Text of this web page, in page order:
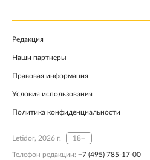
Редакция
Наши партнеры
Правовая информация
Условия использования
Политика конфиденциальности
Letidor, 2026 г. 18+
Телефон редакции: +7 (495) 785-17-00